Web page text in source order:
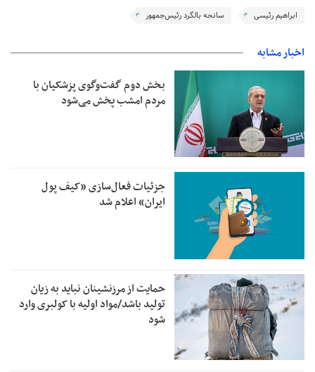
ابراهیم رئیسی سانحه بالگرد رئیس‌جمهور
اخبار مشابه
بخش دوم گفت‌وگوی پزشکیان با
مردم امشب پخش می‌شود
جزئیات فعال‌سازی «کیف پول
ایران» اعلام شد
حمایت از مرزنشینان نباید به زیان
تولید باشد/مواد اولیه با کولبری وارد
شود